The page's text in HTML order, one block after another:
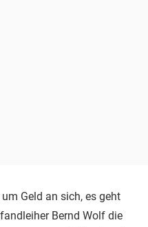
Geld an sich, es geht
Bernd Wolf die